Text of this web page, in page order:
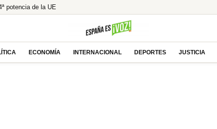
potencia de la UE
modelo holandés de pensiones, ¿la única salida?
de Robles y Marlaska en el Senado por la crisis
ECONOMÍA INTERNACIONAL DEPORTES JUSTICIA